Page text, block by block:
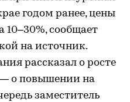
годом ранее, цены
10–30%, сообщает
на источник.
рассказал о росте
— о повышении на
заместитель